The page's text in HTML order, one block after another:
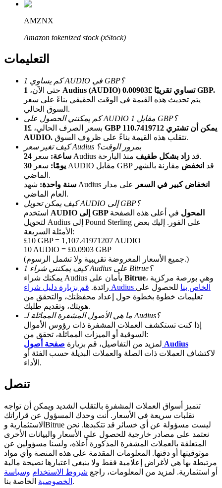
شركاء Bitrue
الإحالة
قم بدعوة صديق لتحصل على مكافآت نقدية
BTC Welcome Rewards
BTC Welcome Rewards
Deposit & Trade BTC to Share 25000 USDT prize pool!
Share 500000 CASHCAT prize pool
Exclusive for BitMart Users
Register & Trade to Win 500,000 USDT
AMZNX
Amazon tokenized stock (xStock)
التعليمات
كم يساوي 1 AUDIO في GBP؟
حتى الآن،
1 Audius (AUDIO) تساوي تقريبًا £0.00903 GBP.
يتم تحديث هذه القيمة في الوقت الحقيقي بناءً على سعر
السوق الحالي.
كم يمكنني الحصول على AUDIO مقابل 1 GBP؟
بسعر الصرف الحالي،
£1 GBP يمكن أن تشتري 110.7419712
AUDIO.
تتقلب هذه القيمة بناءً على ظروف السوق.
كيف تغير سعر Audius بمرور الوقت؟
24 ساعة:
سعر Audius قد زاد بشكل طفيف
منذ البارحة.
30 يومًا:
سعر AUDIO مقابل GBP قد انخفض مقارنة بالشهر
الماضي.
سنة واحدة: شهد Audius انخفاض كبير في السعر
على مدار
العام الماضي.
كيف يمكن تحويل AUDIO إلى GBP؟
AUDIO إلى GBP المحول في أعلى هذه الصفحة
لتحويل Audius إلى Pound Sterling على الفور. إليك بعض
الأمثلة السريعة:
£10 GBP = 1,107.41971207 AUDIO
10 AUDIO = £0.0903 GBP
(جميع الأسعار المعروضة تقريبية ولا تشمل الرسوم.)
كيف يمكنني شراء 1 Audius على Bitrue؟
Bitrue، وهي بورصة مركزية
رائدة.
قم بزيارة دليل شراء Audius الخاص بنا للحصول على
تعليمات خطوة بخطوة حول إعداد محفظتك، والتحقق من
هويتك، وتقديم طلبك.
ما هي الأصول المشفرة المماثلة لـ Audius؟
إذا كنت تستكشف العملات المشفرة ذات رؤوس الأموال
السوقية أو الميزات المماثلة، تحقق من:
لمزيد من التفاصيل، قم بزيارة صفحة أصول Audius
لاكتشاف العملات ذات الصلة والعملات البديلة حسب الفئة أو
الأداء.
تنصل
تتميز أسواق العملات المشفرة بالتقلب الشديد ويمكن أن تواجه
تقلبات سريعة في الأسعار. أنت وحدك المسؤول عن قراراتك
الاستثمارية وBitrue ليست مسؤولة عن أي خسائر قد تتكبدها. نحن
نعتمد على مصادر خارجية للحصول على الأسعار والبيانات الأخرى
المتعلقة بالعملات المشفرة المذكورة أعلاه، ولسنا مسؤولين عن
موثوقيتها أو دقتها. المعلومات المقدمة على هذه المنصة وأي مواد
مرتبطة بها هي لأغراض إعلامية فقط ولا ينبغي اعتبارها نصيحة مالية
أو استثمارية. لمزيد من المعلومات، راجع شروط الاستخدام وسياسة
الخصوصية الخاصة بنا.